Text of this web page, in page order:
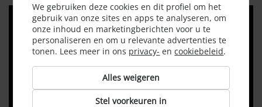
We gebruiken deze cookies en dit profiel om het
gebruik van onze sites en apps te analyseren, om
onze inhoud en marketingberichten voor u te
personaliseren en om u relevante advertenties te
tonen. Lees meer in ons privacy- encookiebeleid.
Alles weigeren
Stel voorkeuren in